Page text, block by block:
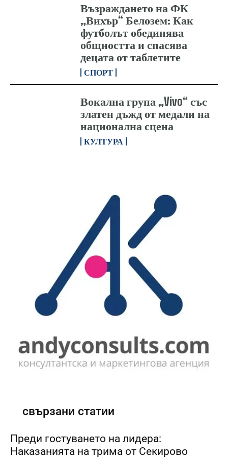
Възраждането на ФК
„Вихър“ Белозем: Как
футболът обединява
общността и спасява
децата от таблетите
СПОРТ
Вокална група „Vivo“ със
златен дъжд от медали на
национална сцена
КУЛТУРА
свързани статии
Преди гостуването на лидера:
Наказанията на трима от Секирово